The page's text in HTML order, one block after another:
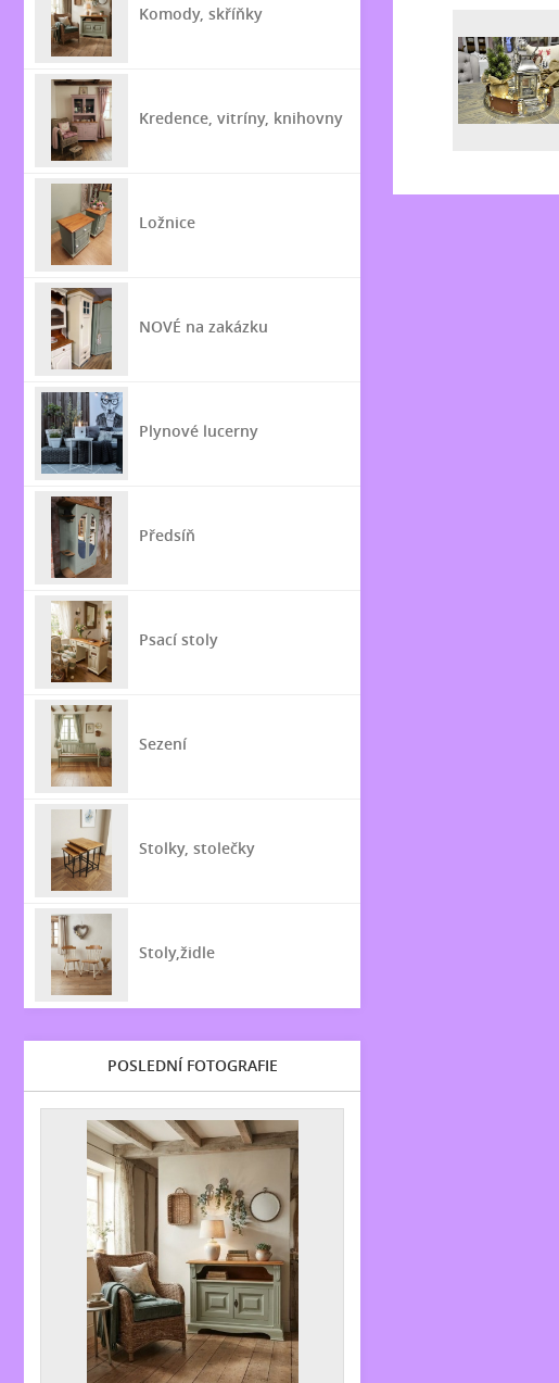
Komody, skříňky
Kredence, vitríny, knihovny
Ložnice
NOVÉ na zakázku
Plynové lucerny
Předsíň
Psací stoly
Sezení
Stolky, stolečky
Stoly,židle
POSLEDNÍ FOTOGRAFIE